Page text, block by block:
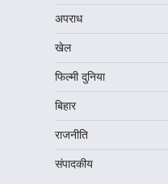
अपराध
खेल
फिल्मी दुनिया
बिहार
राजनीति
संपादकीय